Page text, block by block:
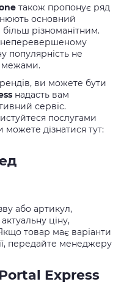
також пропонує ряд
основний
різноманітним.
неперевершеному
популярність не
межами.
ви можете бути
надасть вам
сервіс.
послугами
дізнатися тут:
або артикул,
ціну,
товар має варіанти
передайте менеджеру
Express